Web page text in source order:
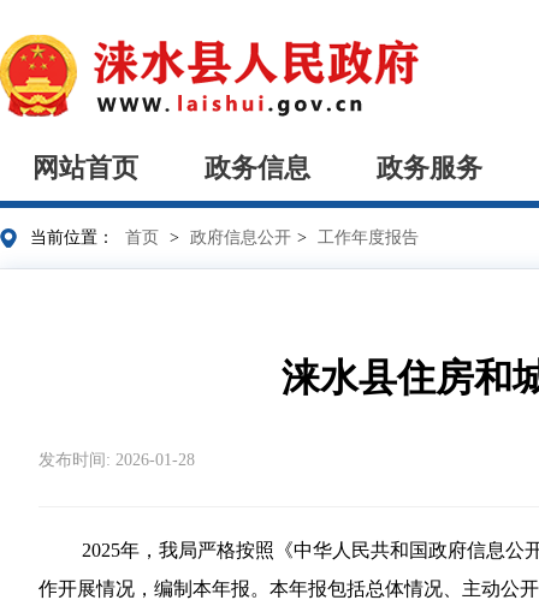
网站首页 政务信息 政务服务
当前位置： 首页 > 政府信息公开 > 工作年度报告
涞水县住房和
发布时间: 2026-01-28
2025年，我局严格按照《中华人民共和国政府信息
作开展情况，编制本年报。本年报包括总体情况、主动公